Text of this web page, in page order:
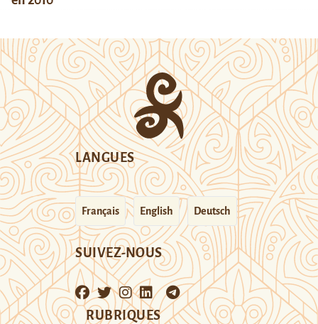
LANGUES
Français English Deutsch
SUIVEZ-NOUS
RUBRIQUES